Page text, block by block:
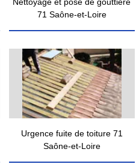
71 Saône-et-Loire
Urgence fuite de toiture 71
Saône-et-Loire